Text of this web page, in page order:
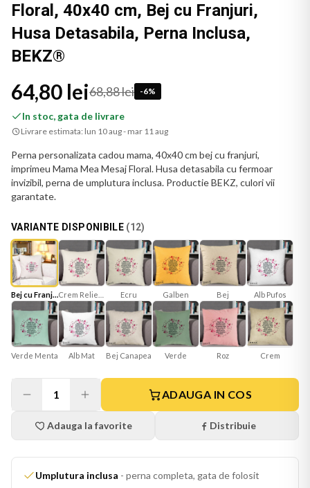
Floral, 40x40 cm, Bej cu Franjuri,
Husa Detasabila, Perna Inclusa,
BEKZ®
64,80 lei68,88 lei -6%
In stoc, gata de livrare
Livrare estimata: lun 10 aug - mar 11 aug
Perna personalizata cadou mama, 40x40 cm bej cu franjuri,
imprimeu Mama Mea Mesaj Floral. Husa detasabila cu fermoar
invizibil, perna de umplutura inclusa. Productie BEKZ, culori vii
garantate.
VARIANTE DISPONIBILE (12)
Bej cu Franjuri Ecru Galben Bej Alb Pufos
Verde Menta Alb Mat Bej Canapea Verde Roz Crem
1 ADAUGA IN COS
Adauga la favorite Distribuie
Umplutura inclusa - perna completa, gata de folosit